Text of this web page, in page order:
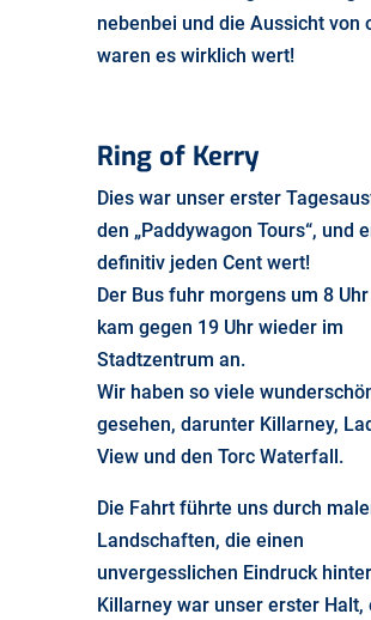
nebenbei und die Aussicht von
waren es wirklich wert!
Ring ofKerry
Dies war unser erster
den „Paddywagon Tours“, und
definitiv jeden Cent wert!
Der Bus fuhr morgens um 8
kam gegen 19 Uhr wieder im
Stadtzentrum an.
Wir haben so viele
gesehen, darunter Killarney,
View und den Torc Waterfall.
Die Fahrt führte uns durch
Landschaften, die einen
unvergesslichen Eindruck
Killarney war unser erster Halt,